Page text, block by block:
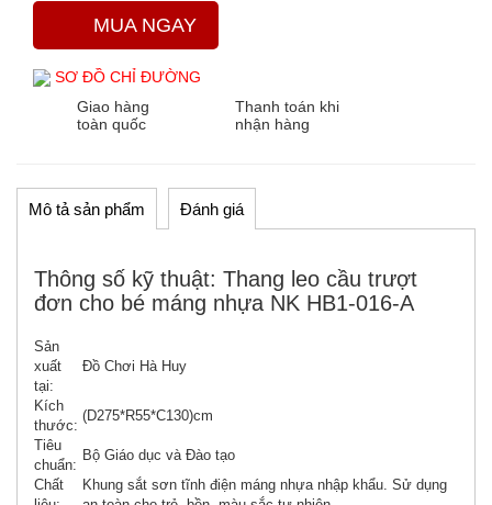
MUA NGAY
SƠ ĐỒ CHỈ ĐƯỜNG
Giao hàng
toàn quốc
Thanh toán khi
nhận hàng
Mô tả sản phẩm Đánh giá
Thông số kỹ thuật: Thang leo cầu trượt
đơn cho bé máng nhựa NK HB1-016-A
Sản
xuất
tại:
Đồ Chơi Hà Huy
Kích
thước:
(D275*R55*C130)cm
Tiêu
chuẩn:
Bộ Giáo dục và Đào tạo
Chất
Khung sắt sơn tĩnh điện máng nhựa nhập khẩu. Sử dụng